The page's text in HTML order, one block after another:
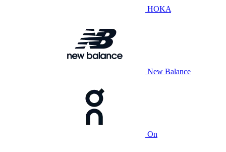
HOKA
New Balance
On